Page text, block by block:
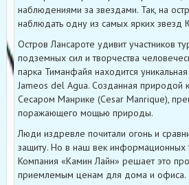
наблюдениями за звездами. Так, на
наблюдать одну из самых ярких
Остров Лансароте удивит участников
подземных сил и творчества
парка Тиманфайя находится
Jameos del Agua. Созданная природой
Сесаром Манрике (Cesar Manrique),
поражающего мощью природы.
Люди издревле почитали огонь и
защиту. Но в наш век информационных
Компания «Камин Лайн» решает это
приемлемым ценам для дома и офиса.